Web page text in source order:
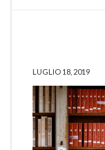
LUGLIO 18, 2019